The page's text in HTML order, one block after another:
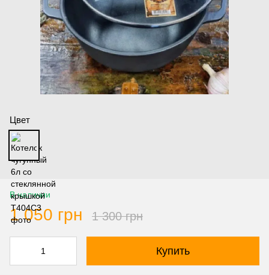
Цвет
В наличии
1 050 грн 1 300 грн
Купить